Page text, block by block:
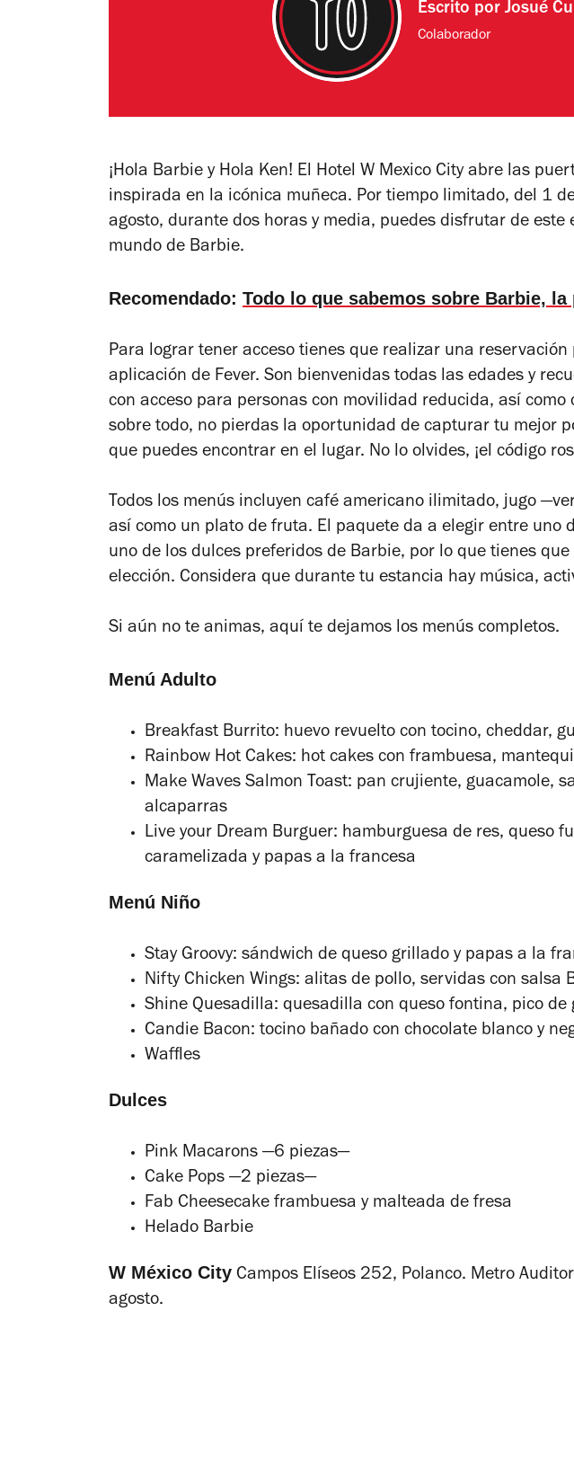
Escrito porJosué
Colaborador
¡Hola Barbie y Hola Ken! El Hotel W Mexico City abre las
inspirada en la icónica muñeca. Por tiempo limitado, del 1
agosto, durante dos horas y media, puedes disfrutar de este
mundo de Barbie.
Recomendado: Todo lo que sabemos sobre Barbie, la
Para lograr tener acceso tienes que realizar una reservación
aplicación de Fever. Son bienvenidas todas las edades y
con acceso para personas con movilidad reducida, así como
sobre todo, no pierdas la oportunidad de capturar tu mejor
que puedes encontrar en el lugar. No lo olvides, ¡el código
Todos los menús incluyen café americano ilimitado, jugo
así como un plato de fruta. El paquete da a elegir entre uno
uno de los dulces preferidos de Barbie, por lo que tienes
elección. Considera que durante tu estancia hay música,
Si aún no te animas, aquí te dejamos los menús completos.
Menú Adulto
Breakfast Burrito: huevo revuelto con tocino, cheddar,
Rainbow Hot Cakes: hot cakes con frambuesa,
Make Waves Salmon Toast: pan crujiente, guacamole,
alcaparras
Live your Dream Burguer: hamburguesa de res, queso
caramelizada y papas a la francesa
Menú Niño
Stay Groovy: sándwich de queso grillado y papas a la
Nifty Chicken Wings: alitas de pollo, servidas con salsa
Shine Quesadilla: quesadilla con queso fontina, pico de
Candie Bacon: tocino bañado con chocolate blanco y
Waffles
Dulces
Pink Macarons —6 piezas—
Cake Pops —2 piezas—
Fab Cheesecake frambuesa y malteada de fresa
Helado Barbie
W México City Campos Elíseos 252, Polanco. Metro
agosto.